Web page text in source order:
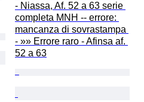
- Niassa, Af. 52 a 63 serie
completa MNH -- errore:
mancanza di sovrastampa
- »» Errore raro - Afinsa af.
52 a 63